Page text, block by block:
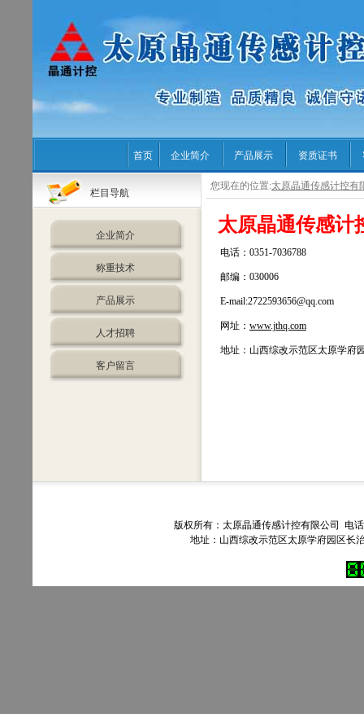
首页 企业简介 产品展示 资质证书
栏目导航
企业简介
称重技术
产品展示
人才招聘
客户留言
您现在的位置:太原晶通传感计控有
太原晶通传感计
电话：0351-7036788
邮编：030006
E-mail:2722593656@qq.com
网址： www.jthq.com
地址：山西综改示范区太原学府
版权所有：太原晶通传感计控有限公司 电
地址：山西综改示范区太原学府园区长